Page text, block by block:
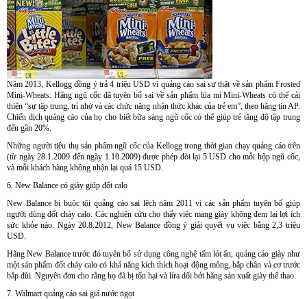
Năm 2013, Kellogg đồng ý trả 4 triệu USD vì quảng cáo sai sự thật về sản phẩm Frosted
Mini-Wheats. Hãng ngũ cốc đã tuyên bố sai về sản phẩm lúa mì Mini-Wheats có thể cải
thiện “sự tập trung, trí nhớ và các chức năng nhận thức khác của trẻ em”, theo hãng tin AP.
Chiến dịch quảng cáo của họ cho biết bữa sáng ngũ cốc có thể giúp trẻ tăng độ tập trung
đến gần 20%.
Những người tiêu thụ sản phẩm ngũ cốc của Kellogg trong thời gian chạy quảng cáo trên
(từ ngày 28.1.2009 đến ngày 1.10.2009) được phép đòi lại 5 USD cho mỗi hộp ngũ cốc,
và mỗi khách hàng không nhận lại quá 15 USD.
6. New Balance có giày giúp đốt calo
New Balance bị buộc tội quảng cáo sai lệch năm 2011 vì các sản phẩm tuyên bố giúp
người dùng đốt cháy calo. Các nghiên cứu cho thấy việc mang giày không đem lại lợi ích
sức khỏe nào. Ngày 20.8.2012, New Balance đồng ý giải quyết vụ việc bằng 2,3 triệu
USD.
Hãng New Balance trước đó tuyên bố sử dụng công nghệ tấm lót ẩn, quảng cáo giày như
một sản phẩm đốt cháy calo có khả năng kích thích hoạt động mông, bắp chân và cơ trước
bắp đùi. Nguyên đơn cho rằng họ đã bị tổn hại và lừa dối bởi hãng sản xuất giày thể thao.
7. Walmart quảng cáo sai giá nước ngọt